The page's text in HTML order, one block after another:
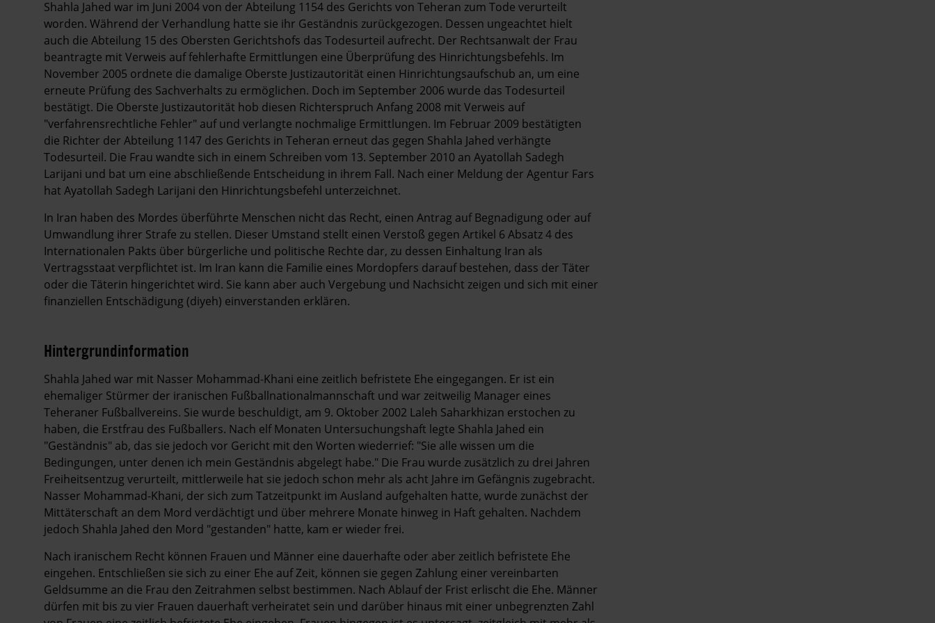
Shahla Jahed war im Juni 2004 von der Abteilung 1154 des Gerichts von Teheran zum Tode verurteilt
worden. Während der Verhandlung hatte sie ihr Geständnis zurückgezogen. Dessen ungeachtet hielt
auch die Abteilung 15 des Obersten Gerichtshofs das Todesurteil aufrecht. Der Rechtsanwalt der Frau
beantragte mit Verweis auf fehlerhafte Ermittlungen eine Überprüfung des Hinrichtungsbefehls. Im
November 2005 ordnete die damalige Oberste Justizautorität einen Hinrichtungsaufschub an, um eine
erneute Prüfung des Sachverhalts zu ermöglichen. Doch im September 2006 wurde das Todesurteil
bestätigt. Die Oberste Justizautorität hob diesen Richterspruch Anfang 2008 mit Verweis auf
"verfahrensrechtliche Fehler" auf und verlangte nochmalige Ermittlungen. Im Februar 2009 bestätigten
die Richter der Abteilung 1147 des Gerichts in Teheran erneut das gegen Shahla Jahed verhängte
Todesurteil. Die Frau wandte sich in einem Schreiben vom 13. September 2010 an Ayatollah Sadegh
Larijani und bat um eine abschließende Entscheidung in ihrem Fall. Nach einer Meldung der Agentur Fars
hat Ayatollah Sadegh Larijani den Hinrichtungsbefehl unterzeichnet.
In Iran haben des Mordes überführte Menschen nicht das Recht, einen Antrag auf Begnadigung oder auf
Umwandlung ihrer Strafe zu stellen. Dieser Umstand stellt einen Verstoß gegen Artikel 6 Absatz 4 des
Internationalen Pakts über bürgerliche und politische Rechte dar, zu dessen Einhaltung Iran als
Vertragsstaat verpflichtet ist. Im Iran kann die Familie eines Mordopfers darauf bestehen, dass der Täter
oder die Täterin hingerichtet wird. Sie kann aber auch Vergebung und Nachsicht zeigen und sich mit einer
finanziellen Entschädigung (diyeh) einverstanden erklären.
Hintergrundinformation
Hintergrund
Shahla Jahed war mit Nasser Mohammad-Khani eine zeitlich befristete Ehe eingegangen. Er ist ein
ehemaliger Stürmer der iranischen Fußballnationalmannschaft und war zeitweilig Manager eines
Teheraner Fußballvereins. Sie wurde beschuldigt, am 9. Oktober 2002 Laleh Saharkhizan erstochen zu
haben, die Erstfrau des Fußballers. Nach elf Monaten Untersuchungshaft legte Shahla Jahed ein
"Geständnis" ab, das sie jedoch vor Gericht mit den Worten wiederrief: "Sie alle wissen um die
Bedingungen, unter denen ich mein Geständnis abgelegt habe." Die Frau wurde zusätzlich zu drei Jahren
Freiheitsentzug verurteilt, mittlerweile hat sie jedoch schon mehr als acht Jahre im Gefängnis zugebracht.
Nasser Mohammad-Khani, der sich zum Tatzeitpunkt im Ausland aufgehalten hatte, wurde zunächst der
Mittäterschaft an dem Mord verdächtigt und über mehrere Monate hinweg in Haft gehalten. Nachdem
jedoch Shahla Jahed den Mord "gestanden" hatte, kam er wieder frei.
Nach iranischem Recht können Frauen und Männer eine dauerhafte oder aber zeitlich befristete Ehe
eingehen. Entschließen sie sich zu einer Ehe auf Zeit, können sie gegen Zahlung einer vereinbarten
Geldsumme an die Frau den Zeitrahmen selbst bestimmen. Nach Ablauf der Frist erlischt die Ehe. Männer
dürfen mit bis zu vier Frauen dauerhaft verheiratet sein und darüber hinaus mit einer unbegrenzten Zahl